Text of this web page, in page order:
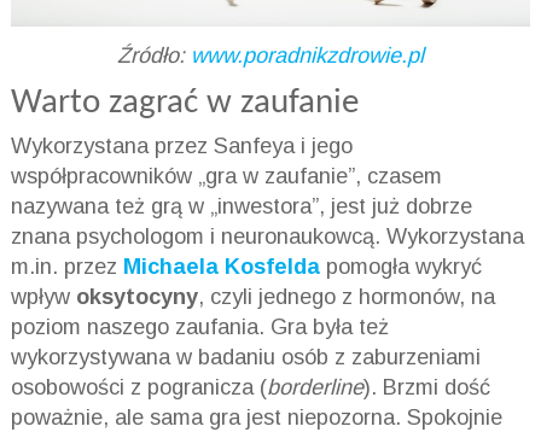
Źródło: www.poradnikzdrowie.pl
Warto zagrać w zaufanie
Wykorzystana przez Sanfeya i jego
współpracowników „gra w zaufanie”, czasem
nazywana też grą w „inwestora”, jest już dobrze
znana psychologom i neuronaukowcą. Wykorzystana
m.in. przez Michaela Kosfeldapomogła wykryć
wpływ oksytocyny, czyli jednego z hormonów, na
poziom naszego zaufania. Gra była też
wykorzystywana w badaniu osób z zaburzeniami
osobowości z pogranicza (borderline). Brzmi dość
poważnie, ale sama gra jest niepozorna. Spokojnie